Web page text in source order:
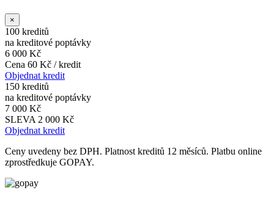
×
100 kreditů
na kreditové poptávky
6 000 Kč
Cena 60 Kč / kredit
Objednat kredit
150 kreditů
na kreditové poptávky
7 000 Kč
SLEVA 2 000 Kč
Objednat kredit
Ceny uvedeny bez DPH. Platnost kreditů 12 měsíců. Platbu online
zprostředkuje GOPAY.